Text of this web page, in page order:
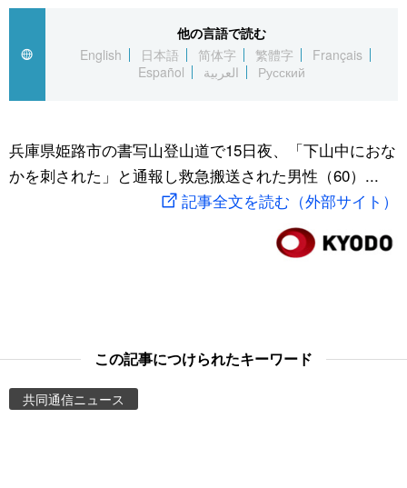
Русский
経済・ビジネス
国際
文化
トップ
アーカイブ
In-depth
Japan Data
動画/Live
スポーツ・東京2020
他の言語で読む
English
日本語 简体字 繁體字
Français
Español
العربية Русский
兵庫県姫路市の書写山登山道で15日夜、「下山中におな
かを刺された」と通報し救急搬送された男性（60）...
記事全文を読む（外部サイト）
この記事につけられたキーワード
共同通信ニュース